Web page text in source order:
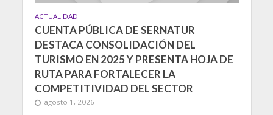
ACTUALIDAD
CUENTA PÚBLICA DE SERNATUR
DESTACA CONSOLIDACIÓN DEL
TURISMO EN 2025 Y PRESENTA HOJA DE
RUTA PARA FORTALECER LA
COMPETITIVIDAD DEL SECTOR
agosto 1, 2026